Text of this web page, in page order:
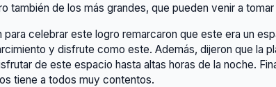
también de los más grandes, que pueden venir a
celebrar este logro remarcaron que este era un
y disfrute como este. Además, dijeron que la
de este espacio hasta altas horas de la noche.
tiene a todos muy contentos.